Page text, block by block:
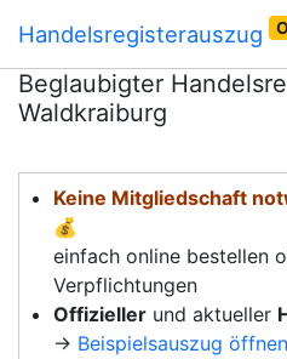
Handelsregisterauszug
Beglaubigter
Waldkraiburg
Keine Mitgliedschaft
💰
einfach online bestellen
Verpflichtungen
Offizieller und aktueller
→ Beispielsauszug öffnen